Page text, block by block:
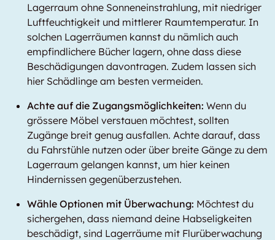
Lagerraum ohne Sonneneinstrahlung, mit niedriger
Luftfeuchtigkeit und mittlerer Raumtemperatur. In
solchen Lagerräumen kannst du nämlich auch
empfindlichere Bücher lagern, ohne dass diese
Beschädigungen davontragen. Zudem lassen sich
hier Schädlinge am besten vermeiden.
Achte auf die Zugangsmöglichkeiten: Wenn du
grössere Möbel verstauen möchtest, sollten
Zugänge breit genug ausfallen. Achte darauf, dass
du Fahrstühle nutzen oder über breite Gänge zu dem
Lagerraum gelangen kannst, um hier keinen
Hindernissen gegenüberzustehen.
Wähle Optionen mit Überwachung: Möchtest du
sichergehen, dass niemand deine Habseligkeiten
beschädigt, sind Lagerräume mit Flurüberwachung